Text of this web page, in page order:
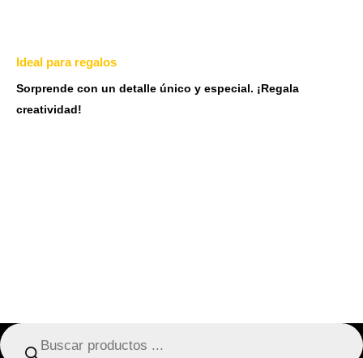
Ideal para regalos
Sorprende con un detalle único y especial. ¡Regala
creatividad!
Búsqueda
de
productos